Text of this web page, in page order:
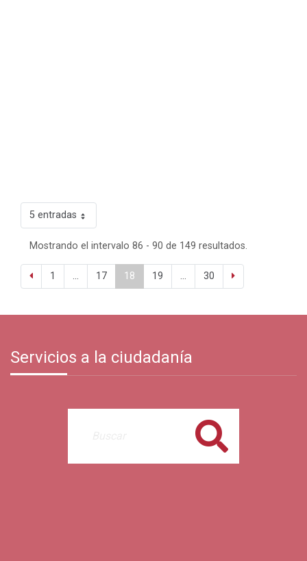
5 entradas
Mostrando el intervalo 86 - 90 de 149 resultados.
1 ... 17 18 19 ... 30
Servicios a la ciudadanía
Buscar